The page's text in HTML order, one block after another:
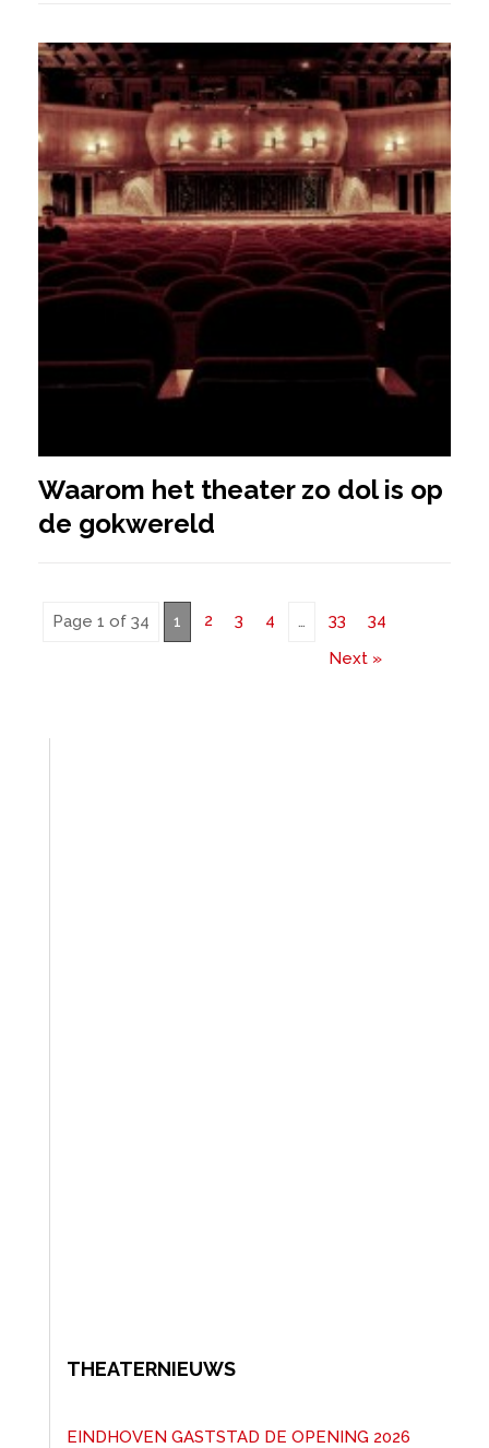
Waarom het theater zo dol is op
de gokwereld
Page 1 of 34 1 2 3 4 … 33
34
Next »
THEATERNIEUWS
EINDHOVEN GASTSTAD DE OPENING 2026